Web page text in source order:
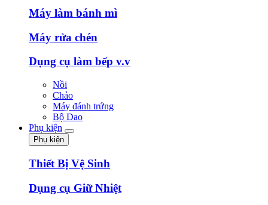
Máy làm bánh mì
Máy rửa chén
Dụng cụ làm bếp v.v
Nồi
Chảo
Máy đánh trứng
Bộ Dao
Phụ kiện
Phụ kiện
Thiết Bị Vệ Sinh
Dụng cụ Giữ Nhiệt